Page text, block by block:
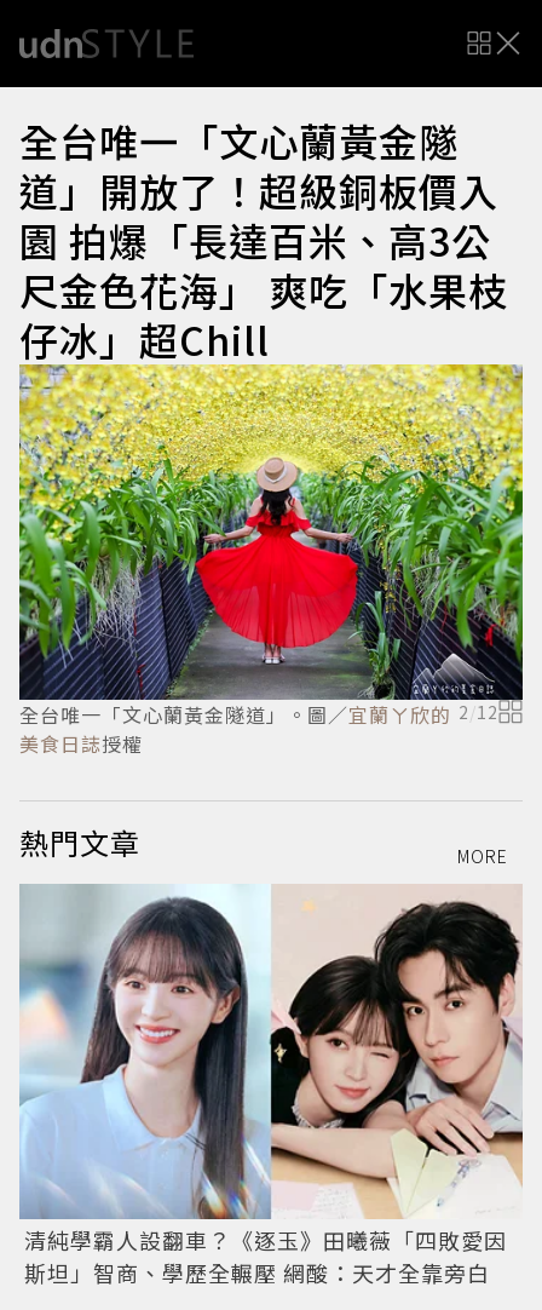
全台唯一「文心蘭黃金隧
道」開放了！超級銅板價入
園 拍爆「長達百米、高3公
尺金色花海」 爽吃「水果枝
仔冰」超Chill
全台唯一「文心蘭黃金隧道」。圖／宜蘭ㄚ欣的
美食日誌授權
2/12
熱門文章 MORE
清純學霸人設翻車？《逐玉》田曦薇「四敗愛因
斯坦」智商、學歷全輾壓 網酸：天才全靠旁白